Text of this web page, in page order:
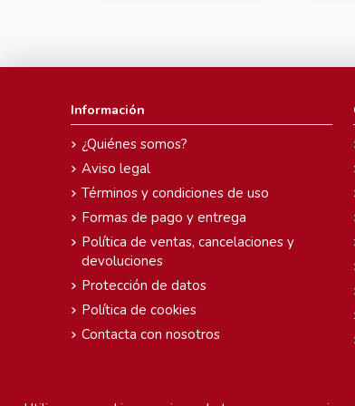
Información
¿Quiénes somos?
Aviso legal
Términos y condiciones de uso
Formas de pago y entrega
Política de ventas, cancelaciones y
devoluciones
Protección de datos
Política de cookies
Contacta con nosotros